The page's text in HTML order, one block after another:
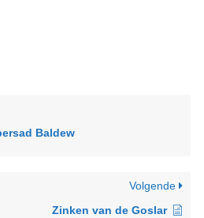
Baldew
Volgende
Zinken van de Goslar